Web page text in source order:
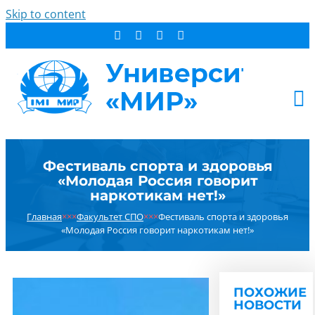
Skip to content
СТУДЕНТУ
ДОПОБРАЗОВАНИЕ
ОБ УНИВЕРСИТЕТЕ
НОВОСТИ
Фестиваль спорта и здоровья
«Молодая Россия говорит
наркотикам нет!»
Главная×××Факультет СПО×××Фестиваль спорта и здоровья
«Молодая Россия говорит наркотикам нет!»
ПОХОЖИЕ
НОВОСТИ